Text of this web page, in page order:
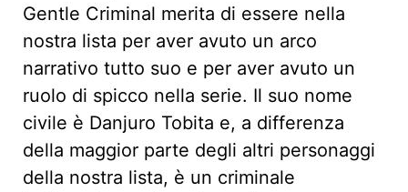
Gentle Criminal merita di essere nella
nostra lista per aver avuto un arco
narrativo tutto suo e per aver avuto un
ruolo di spicco nella serie. Il suo nome
civile è Danjuro Tobita e, a differenza
della maggior parte degli altri personaggi
della nostra lista, è un criminale